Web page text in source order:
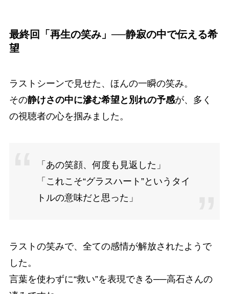
最終回「再生の笑み」──静寂の中で伝える希
望
ラストシーンで見せた、ほんの一瞬の笑み。
その静けさの中に滲む希望と別れの予感が、多く
の視聴者の心を掴みました。
「あの笑顔、何度も見返した」
「これこそ“グラスハート”というタイ
トルの意味だと思った」
ラストの笑みで、全ての感情が解放されたようで
した。
言葉を使わずに“救い”を表現できる──高石さんの